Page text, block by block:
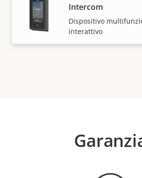
Intercom
Dispositivo
interattivo